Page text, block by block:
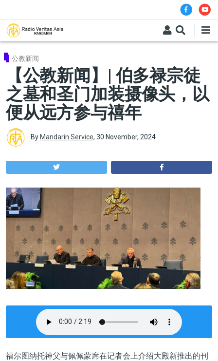
公教新闻
【公教新闻】| 伯多禄宗徒
之墓和圣门加装摄像头，以
便从远方参与禧年
By Mandarin Service, 30 November, 2024
福尔图纳托神父与佩佩蒙席在记者会上介绍大殿新推出的刊